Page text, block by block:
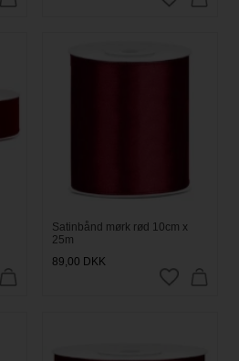
Satinbånd mørk rød 10cm x
25m
89,00 DKK